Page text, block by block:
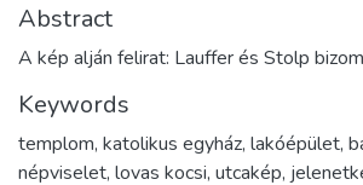
Abstract
A kép alján felirat: Lauffer és Stolp
Keywords
templom, katolikus egyház, lakóépület,
népviselet, lovas kocsi, utcakép,